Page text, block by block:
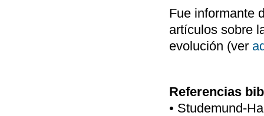
Fue informante
artículos sobre
evolución (ver
Referencias
• Studemund-